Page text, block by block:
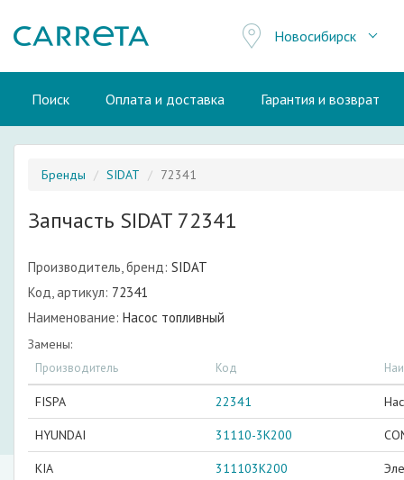
Новосибирск
Поиск Оплата и доставка Гарантия и возврат
Бренды SIDAT 72341
Запчасть SIDAT 72341
Производитель, бренд: SIDAT
Код, артикул: 72341
Наименование: Насос топливный
Замены:
Производитель Код
FISPA 22341
HYUNDAI 31110-3K200
KIA 311103K200